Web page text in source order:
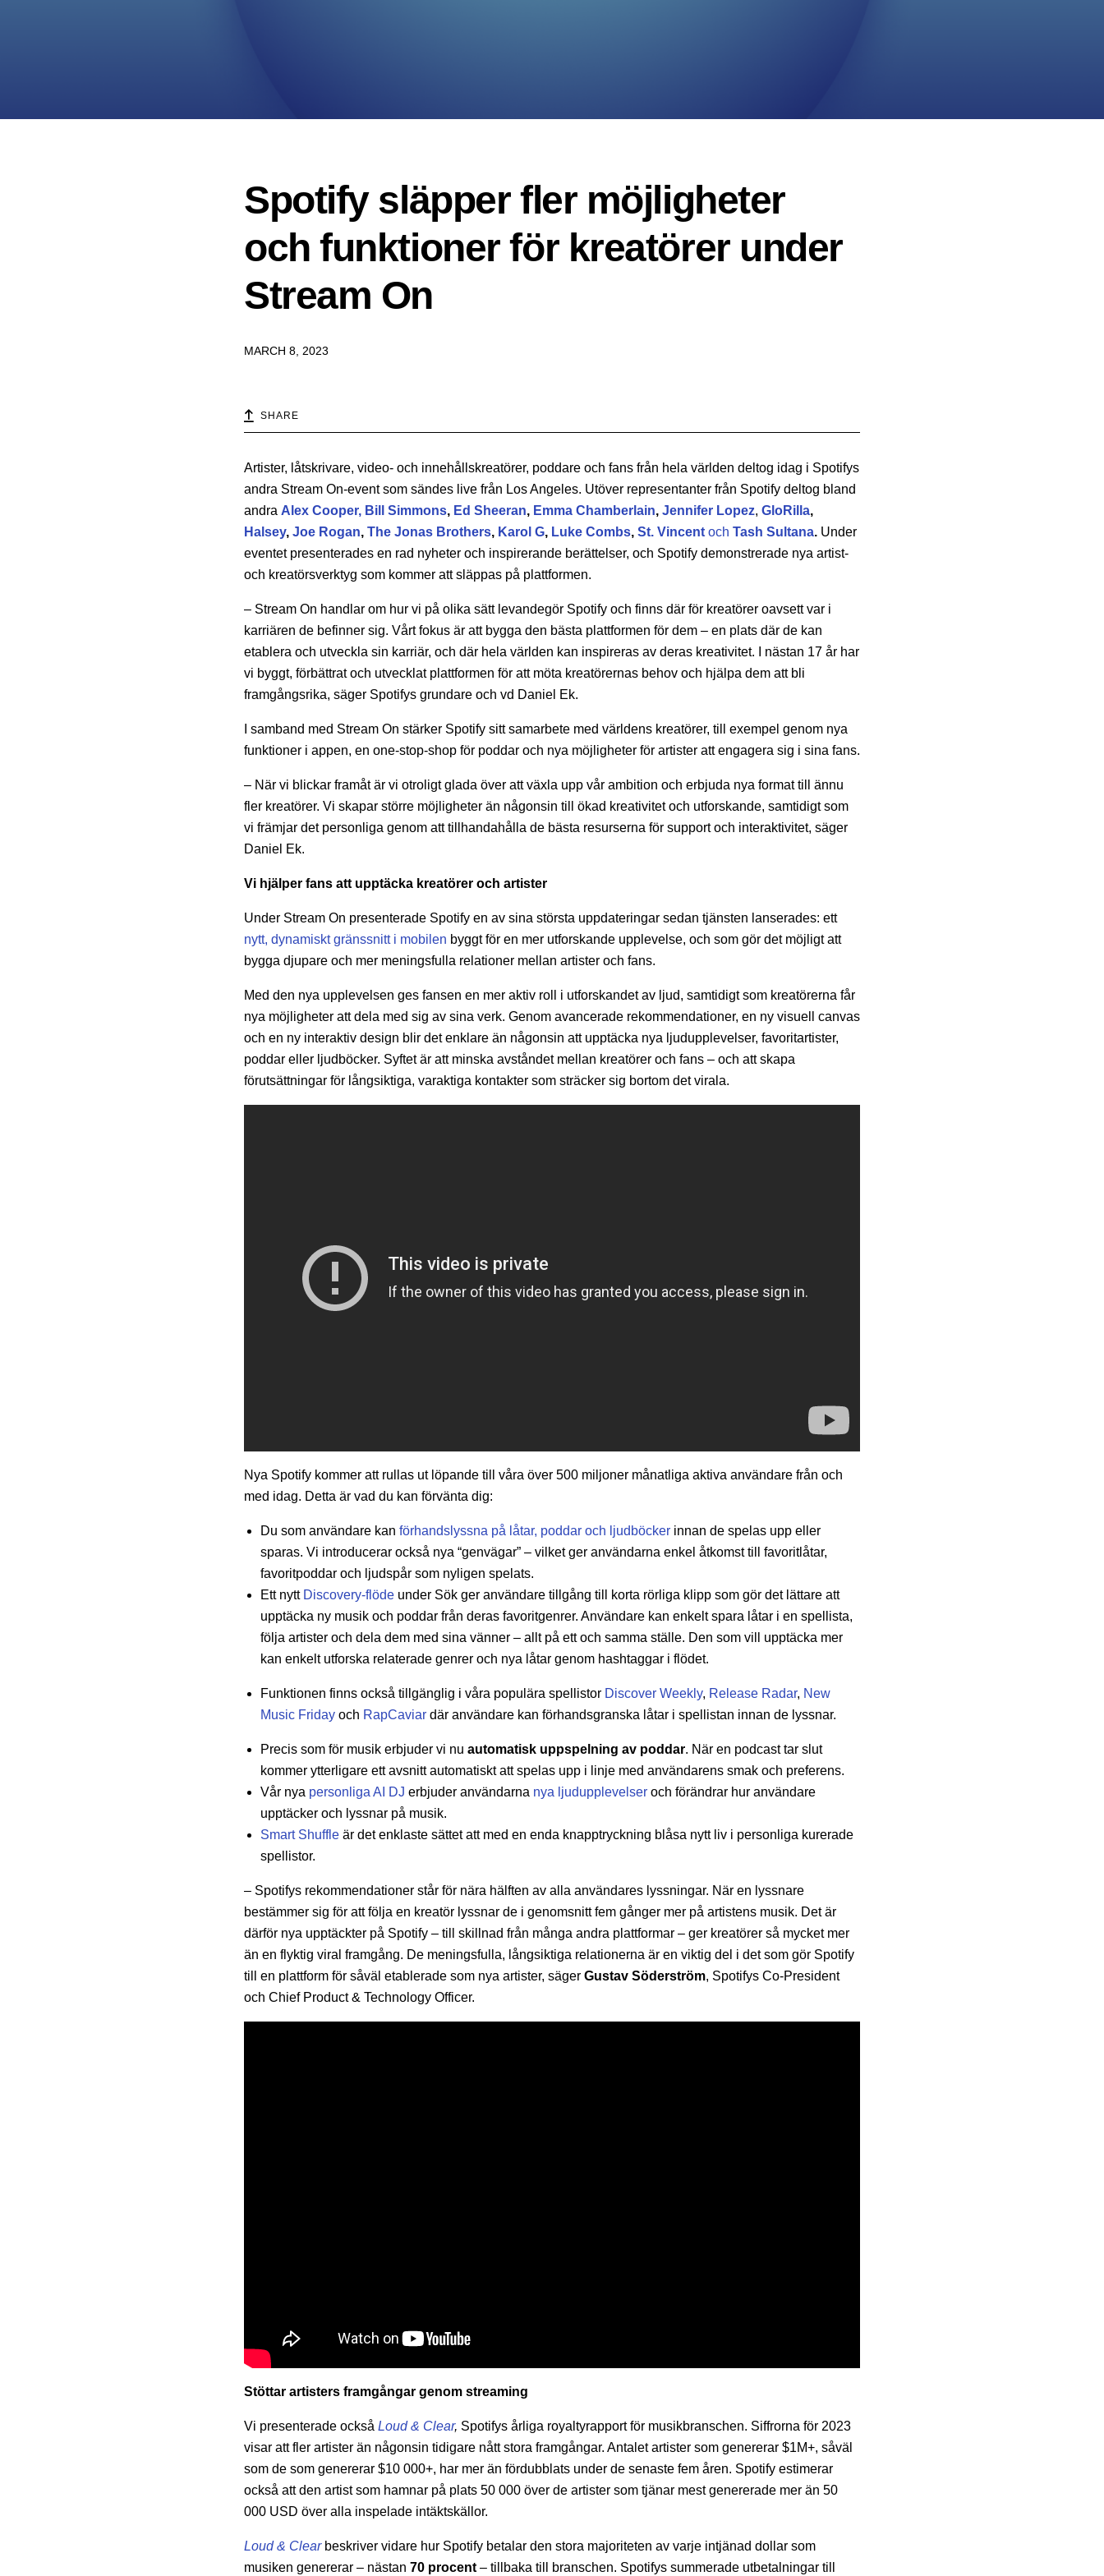
Spotify släpper fler möjligheter
och funktioner för kreatörer under
Stream On
MARCH 8, 2023
SHARE
Artister, låtskrivare, video- och innehållskreatörer, poddare och fans från hela världen deltog idag i Spotifys
andra Stream On-event som sändes live från Los Angeles. Utöver representanter från Spotify deltog bland
andra Alex Cooper, Bill Simmons, Ed Sheeran, Emma Chamberlain, Jennifer Lopez, GloRilla,
Halsey, Joe Rogan, The Jonas Brothers, Karol G, Luke Combs, St. Vincent och Tash Sultana. Under
eventet presenterades en rad nyheter och inspirerande berättelser, och Spotify demonstrerade nya artist-
och kreatörsverktyg som kommer att släppas på plattformen.
– Stream On handlar om hur vi på olika sätt levandegör Spotify och finns där för kreatörer oavsett var i
karriären de befinner sig. Vårt fokus är att bygga den bästa plattformen för dem – en plats där de kan
etablera och utveckla sin karriär, och där hela världen kan inspireras av deras kreativitet.
I nästan 17 år har
vi byggt, förbättrat och utvecklat plattformen för att möta kreatörernas behov och hjälpa dem att bli
framgångsrika, säger Spotifys grundare och vd Daniel Ek.
I samband med Stream On stärker Spotify sitt samarbete med världens kreatörer, till exempel genom nya
funktioner i appen, en one-stop-shop för poddar och nya möjligheter för artister att engagera sig i sina fans.
– När vi blickar framåt är vi otroligt glada över att växla upp vår ambition och erbjuda nya format till ännu
fler kreatörer. Vi skapar större möjligheter än någonsin till ökad kreativitet och utforskande, samtidigt som
vi främjar det personliga genom att tillhandahålla de bästa resurserna för support och interaktivitet, säger
Daniel Ek.
Vi hjälper fans att upptäcka kreatörer och artister
Under Stream On presenterade Spotify en av sina största uppdateringar sedan tjänsten lanserades: ett
nytt, dynamiskt gränssnitt i mobilen byggt för en mer utforskande upplevelse, och som gör det möjligt att
bygga djupare och mer meningsfulla relationer mellan artister och fans.
Med den nya upplevelsen ges fansen en mer aktiv roll i utforskandet av ljud, samtidigt som kreatörerna får
nya möjligheter att dela med sig av sina verk. Genom avancerade rekommendationer, en ny visuell canvas
och en ny interaktiv design blir det enklare än någonsin att upptäcka nya ljudupplevelser, favoritartister,
poddar eller ljudböcker. Syftet är att minska avståndet mellan kreatörer och fans – och att skapa
förutsättningar för långsiktiga, varaktiga kontakter som sträcker sig bortom det virala.
Nya Spotify kommer att rullas ut löpande till våra över 500 miljoner månatliga aktiva användare från och
med idag. Detta är vad du kan förvänta dig:
Du som användare kan förhandslyssna på låtar, poddar och ljudböcker innan de spelas upp eller
sparas. Vi introducerar också nya “genvägar” – vilket ger användarna enkel åtkomst till favoritlåtar,
favoritpoddar och ljudspår som nyligen spelats.
Ett nytt Discovery-flöde under Sök ger användare tillgång till korta rörliga klipp som gör det lättare att
upptäcka ny musik och poddar från deras favoritgenrer. Användare kan enkelt spara låtar i en spellista,
följa artister och dela dem med sina vänner – allt på ett och samma ställe. Den som vill upptäcka mer
kan enkelt utforska relaterade genrer och nya låtar genom hashtaggar i flödet.
Funktionen finns också tillgänglig i våra populära spellistor Discover Weekly, Release Radar, New
Music Friday och RapCaviar där användare kan förhandsgranska låtar i spellistan innan de lyssnar.
Precis som för musik erbjuder vi nu automatisk uppspelning av poddar. När en podcast tar slut
kommer ytterligare ett avsnitt automatiskt att spelas upp i linje med användarens smak och preferens.
Vår nya personliga AI DJ erbjuder användarna nya ljudupplevelser och förändrar hur användare
upptäcker och lyssnar på musik.
Smart Shuffle är det enklaste sättet att med en enda knapptryckning blåsa nytt liv i personliga kurerade
spellistor.
– Spotifys rekommendationer står för nära hälften av alla användares lyssningar. När en lyssnare
bestämmer sig för att följa en kreatör lyssnar de i genomsnitt fem gånger mer på artistens musik. Det är
därför nya upptäckter på Spotify – till skillnad från många andra plattformar – ger kreatörer så mycket mer
än en flyktig viral framgång. De meningsfulla, långsiktiga relationerna är en viktig del i det som gör Spotify
till en plattform för såväl etablerade som nya artister, säger Gustav Söderström, Spotifys Co-President
och Chief Product & Technology Officer.
Stöttar artisters framgångar genom streaming
Vi presenterade också Loud & Clear, Spotifys årliga royaltyrapport för musikbranschen. Siffrorna för 2023
visar att fler artister än någonsin tidigare nått stora framgångar. Antalet artister som genererar $1M+, såväl
som de som genererar $10 000+, har mer än fördubblats under de senaste fem åren. Spotify estimerar
också att den artist som hamnar på plats 50 000 över de artister som tjänar mest genererade mer än 50
000 USD över alla inspelade intäktskällor.
Loud & Clearbeskriver vidare hur Spotify betalar den stora majoriteten av varje intjänad dollar som
musiken genererar – nästan 70 procent – tillbaka till branschen. Spotifys summerade utbetalningar till